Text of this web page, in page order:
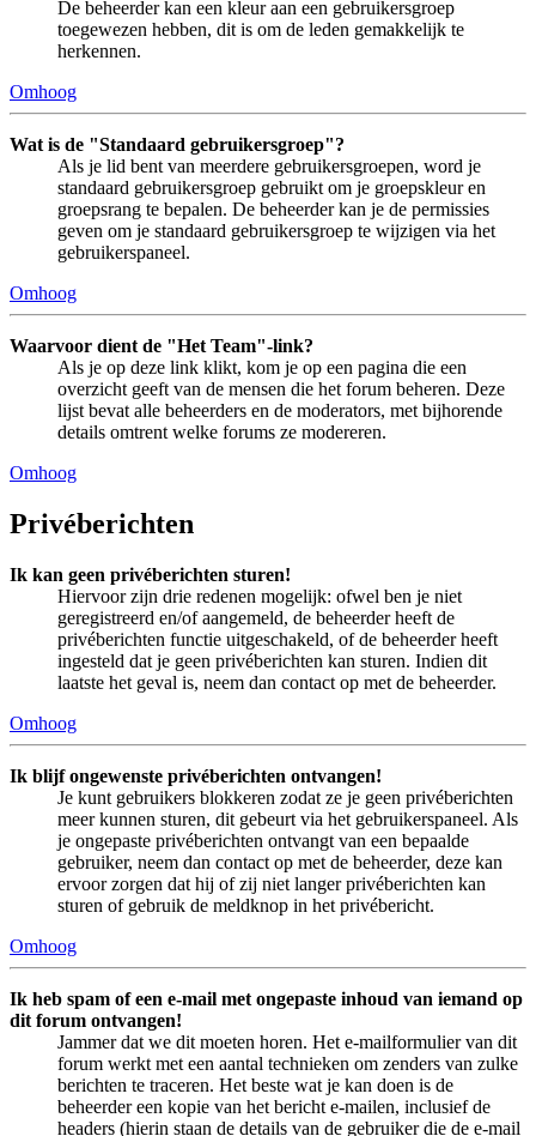
De beheerder kan een kleur aan een gebruikersgroep
toegewezen hebben, dit is om de leden gemakkelijk te
herkennen.
Omhoog
Wat is de "Standaard gebruikersgroep"?
Als je lid bent van meerdere gebruikersgroepen, word je
standaard gebruikersgroep gebruikt om je groepskleur en
groepsrang te bepalen. De beheerder kan je de permissies
geven om je standaard gebruikersgroep te wijzigen via het
gebruikerspaneel.
Omhoog
Waarvoor dient de "Het Team"-link?
Als je op deze link klikt, kom je op een pagina die een
overzicht geeft van de mensen die het forum beheren. Deze
lijst bevat alle beheerders en de moderators, met bijhorende
details omtrent welke forums ze modereren.
Omhoog
Privéberichten
Ik kan geen privéberichten sturen!
Hiervoor zijn drie redenen mogelijk: ofwel ben je niet
geregistreerd en/of aangemeld, de beheerder heeft de
privéberichten functie uitgeschakeld, of de beheerder heeft
ingesteld dat je geen privéberichten kan sturen. Indien dit
laatste het geval is, neem dan contact op met de beheerder.
Omhoog
Ik blijf ongewenste privéberichten ontvangen!
Je kunt gebruikers blokkeren zodat ze je geen privéberichten
meer kunnen sturen, dit gebeurt via het gebruikerspaneel. Als
je ongepaste privéberichten ontvangt van een bepaalde
gebruiker, neem dan contact op met de beheerder, deze kan
ervoor zorgen dat hij of zij niet langer privéberichten kan
sturen of gebruik de meldknop in het privébericht.
Omhoog
Ik heb spam of een e-mail met ongepaste inhoud van iemand op
dit forum ontvangen!
Jammer dat we dit moeten horen. Het e-mailformulier van dit
forum werkt met een aantal technieken om zenders van zulke
berichten te traceren. Het beste wat je kan doen is de
beheerder een kopie van het bericht e-mailen, inclusief de
headers (hierin staan de details van de gebruiker die de e-mail